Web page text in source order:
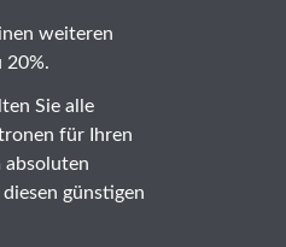
weiteren
20%.
Sie alle
für Ihren
absoluten
günstigen